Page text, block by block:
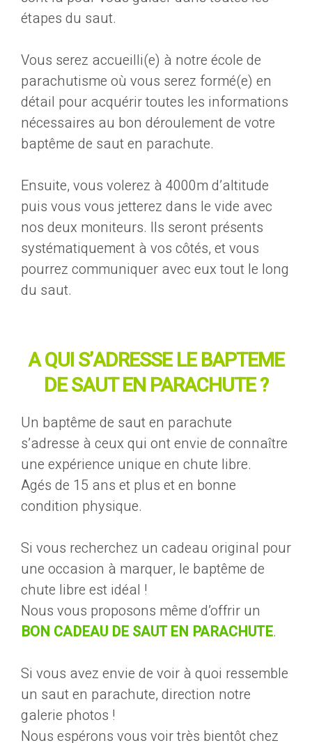
étapes du saut.
Vous serez accueilli(e) à notre école de
parachutisme où vous serez formé(e) en
détail pour acquérir toutes les informations
nécessaires au bon déroulement de votre
baptême de saut en parachute.
Ensuite, vous volerez à 4000m d’altitude
puis vous vous jetterez dans le vide avec
nos deux moniteurs. Ils seront présents
systématiquement à vos côtés, et vous
pourrez communiquer avec eux tout le long
du saut.
A QUI S’ADRESSE LE BAPTEME
DE SAUT EN PARACHUTE ?
Un baptême de saut en parachute
s’adresse à ceux qui ont envie de connaître
une expérience unique en chute libre.
Agés de 15 ans et plus et en bonne
condition physique.
Si vous recherchez un cadeau original pour
une occasion à marquer, le baptême de
chute libre est idéal !
Nous vous proposons même d’offrir un
BON CADEAU DE SAUT EN PARACHUTE.
Si vous avez envie de voir à quoi ressemble
un saut en parachute, direction notre
galerie photos !
Nous espérons vous voir très bientôt chez